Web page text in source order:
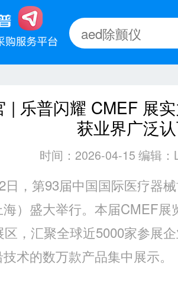
| 乐普闪耀 CMEF 展
获业界广泛
时间：2026-04-15 编辑：
日，第93届中国国际医疗器
海）盛大举行。本届CMEF
区，汇聚全球近5000家参展
术的数万款产品集中展示。